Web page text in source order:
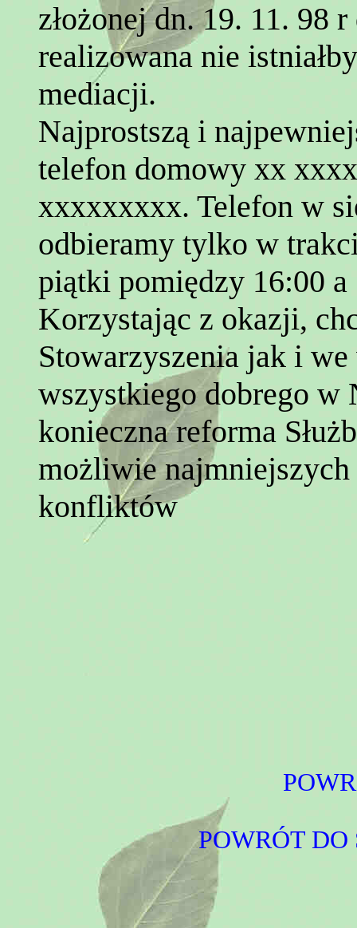
złożonej dn. 19. 11. 98
realizowana nie
mediacji.
Najprostszą i
telefon domowy xx
xxxxxxxxx. Telefon w
odbieramy tylko w
piątki pomiędzy 16:00 a
Korzystając z okazji,
Stowarzyszenia jak i
wszystkiego dobrego w
konieczna reforma
możliwie
konfliktów
POWRÓT